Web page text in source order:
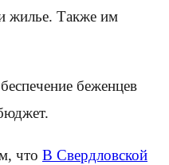
жилье. Также им
беженцев
что В Свердловской